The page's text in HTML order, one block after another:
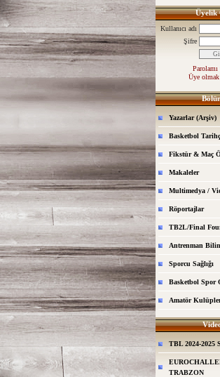
Üyelik
Kullanıcı adı
Şifre
Üye
Yazarlar (Arşiv)
Basketbol
Fikstür & Maç
Makaleler
Multimedya /
Röportajlar
TB2L/Final
Antrenman
Sporcu Sağlığı
Basketbol Spor
Amatör
TBL 2024-2025
TRABZON